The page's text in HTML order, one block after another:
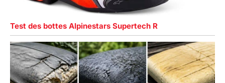
Test des bottes Alpinestars Supertech R